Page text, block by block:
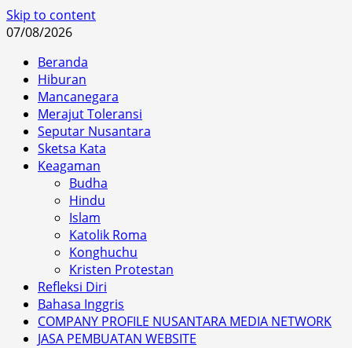
Skip to content
07/08/2026
Beranda
Hiburan
Mancanegara
Merajut Toleransi
Seputar Nusantara
Sketsa Kata
Keagaman
Budha
Hindu
Islam
Katolik Roma
Konghuchu
Kristen Protestan
Refleksi Diri
Bahasa Inggris
COMPANY PROFILE NUSANTARA MEDIA NETWORK
JASA PEMBUATAN WEBSITE